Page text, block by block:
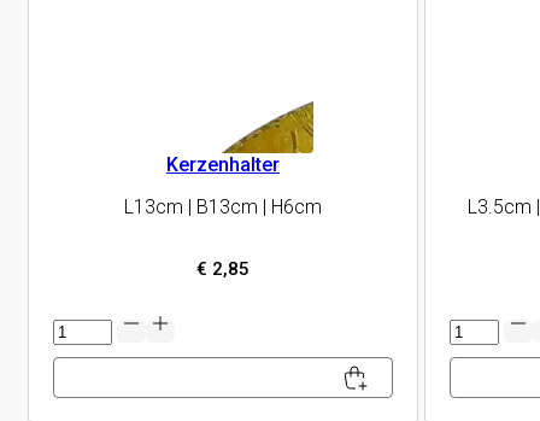
Kerzenhalter
L13cm | B13cm | H6cm
€ 2,85
Kerzenhalter
Menge
L3.5cm
Engel
Menge